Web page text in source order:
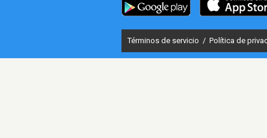
Términos de servicio / Política de